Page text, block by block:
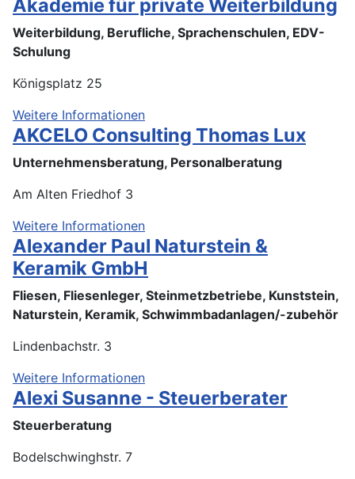
Akademie für private Weiterbildung
Weiterbildung, Berufliche, Sprachenschulen, EDV-
Schulung
Königsplatz 25
Weitere Informationen
AKCELO Consulting Thomas Lux
Unternehmensberatung, Personalberatung
Am Alten Friedhof 3
Weitere Informationen
Alexander Paul Naturstein &
Keramik GmbH
Fliesen, Fliesenleger, Steinmetzbetriebe, Kunststein,
Naturstein, Keramik, Schwimmbadanlagen/-zubehör
Lindenbachstr. 3
Weitere Informationen
Alexi Susanne - Steuerberater
Steuerberatung
Bodelschwinghstr. 7